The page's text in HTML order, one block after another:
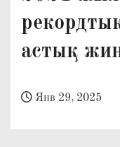
астық
Янв 29, 2025